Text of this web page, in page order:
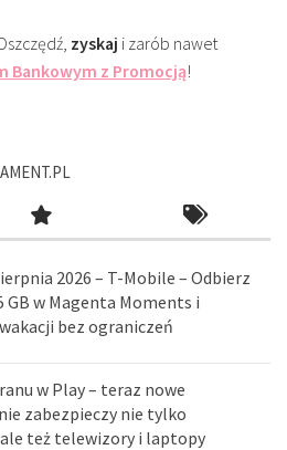
zyskaj i zarób nawet
Bankowym z Promocją!
2026 – T-Mobile – Odbierz
GB w Magenta Moments i
bez ograniczeń
w Play – teraz nowe
zabezpieczy nie tylko
też telewizory i laptopy